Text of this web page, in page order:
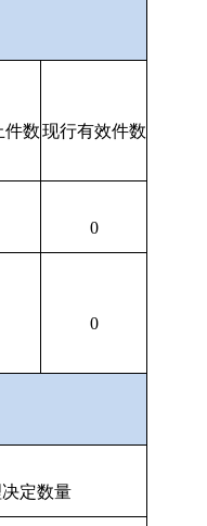
件数现行有效件数
0
0
定数量